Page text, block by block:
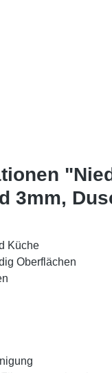
3mm,
Küche
Oberflächen